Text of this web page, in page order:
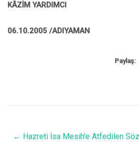
KÂZİM YARDIMCI
06.10.2005 /ADIYAMAN
Paylaş:
← Hazreti İsa Mesih'e Atfedilen